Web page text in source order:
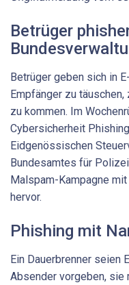
Betrüger
Betrüger geben sich in
Empfänger zu
zu kommen. Im
Cybersicherheit
Eidgenössischen
Bundesamtes für
Malspam-Kampagne
hervor.
Phishing mit
Ein Dauerbrenner seien
Absender vorgeben, sie